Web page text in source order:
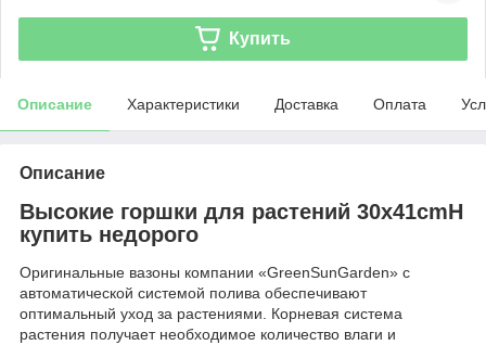
Купить
Описание Характеристики Доставка Оплата
Описание
Высокие горшки для растений 30х41cmH
купить недорого
Оригинальные вазоны компании «GreenSunGarden» с
автоматической системой полива обеспечивают
оптимальный уход за растениями. Корневая система
растения получает необходимое количество влаги и